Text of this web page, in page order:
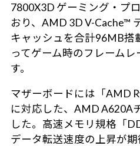
7800X3D ゲーミング・プ
おり、AMD 3D V-Cache™
キャッシュを合計96MB搭
ってゲーム時のフレーム
す。
マザーボードには「AMD
に対応した、AMD A620A
した。高速メモリ規格「
データ転送速度の上昇が